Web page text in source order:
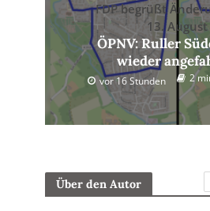
FDP begrüßt
13. August
ÖPNV: Ruller
wieder
vor 16 Stunden 2
Über den Autor